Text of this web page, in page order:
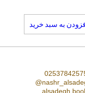
به سبد خرید